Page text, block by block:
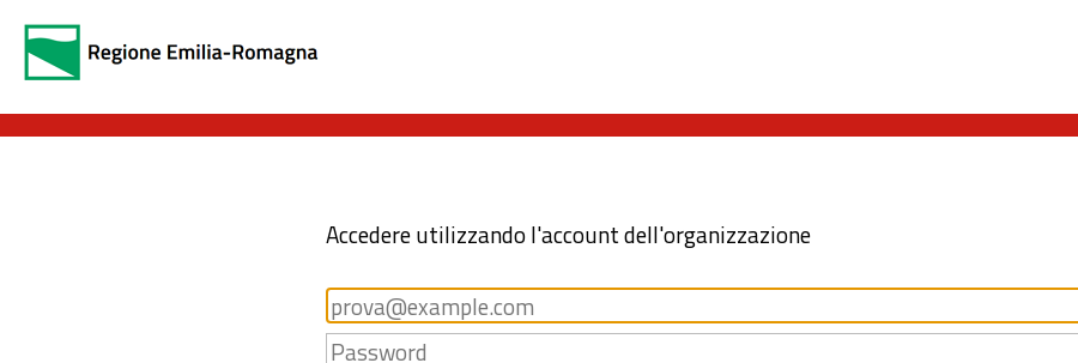
Accedere utilizzando l'account dell'organizzazione